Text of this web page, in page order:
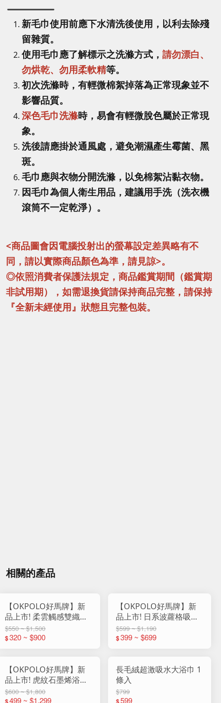
新毛巾使用前應下水清洗後使用，以利去除殘
留雜質。
使用毛巾應了解標示之洗滌方式， 請勿漂白、
勿烘乾、勿用柔軟精等。
初次洗滌時，有輕微棉絮掉落為正常現象並不
影響品質。
深色毛巾洗滌時，易會有輕微脫色屬於正常現
象。
洗後請應掛於通風處，避免潮濕產生霉菌、黑
斑。
毛巾應與衣物分開洗滌，以免棉絮沾黏衣物。
因毛巾為個人衛生用品，建議用手洗（洗衣機
滾筒不一定乾淨）。
<商品圖會因電腦投射出的螢幕設定差異略有不
同，請以實際商品顏色為準，請見諒>。
◎依照消費者保護法規定，商品鑑賞期間（鑑賞期
非試用期），如需退換貨請保持商品完整，請保持
『全新未經使用』狀態且完整包裝。
相關的產品
【OKPOLO好馬牌】新
品上市! 柔雲觸感雙織紋
純棉浴巾
$550 ~ $1,500
$320 ~ $900
【OKPOLO好馬牌】新
品上市! 日系波蘿格吸水
浴巾
$599 ~ $1,190
$399 ~ $699
【OKPOLO好馬牌】新
品上市! 虎紋石墨烯浴巾
(1入組)
$600 ~ $1,800
$499 ~ $1,299
長毛絨超激吸水大浴巾 1
條入
$799
$599